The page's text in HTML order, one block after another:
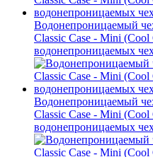
Водонепроницаемый
Classic Case - Mini
водонепроницаемых
Водонепроницаемый
Classic Case - Mini
водонепроницаемых